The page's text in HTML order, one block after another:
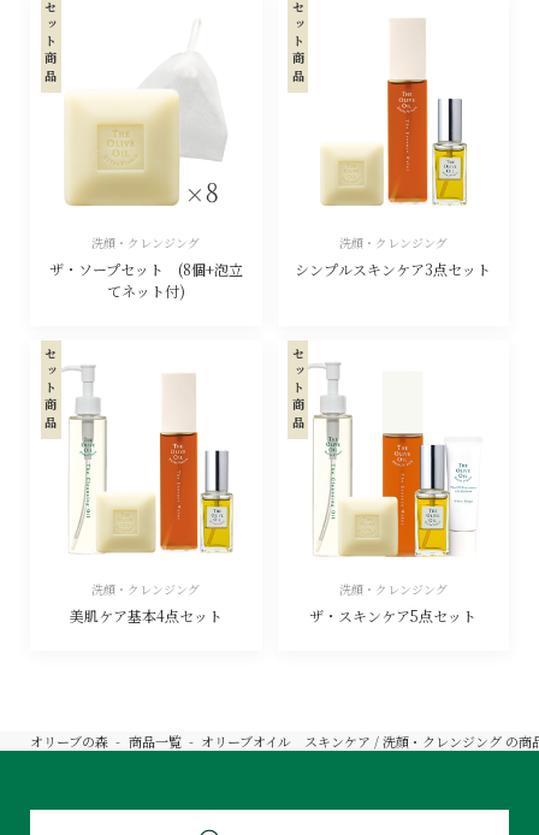
洗顔・クレンジング
ザ・ソープセット (8個+泡立
てネット付)
セット商品
洗顔・クレンジング
シンプルスキンケア3点セット
セット商品
洗顔・クレンジング
美肌ケア基本4点セット
セット商品
洗顔・クレンジング
ザ・スキンケア5点セット
セット商品
オリーブの森 商品一覧 オリーブオイル スキンケア / 洗顔・クレンジング の商